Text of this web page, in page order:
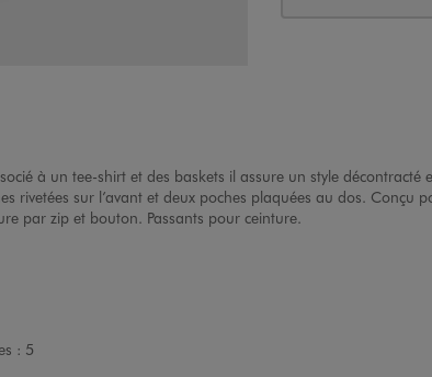
à un tee-shirt et des baskets il assure un style décontracté
rivetées sur l’avant et deux poches plaquées au dos.
par zip et bouton. Passants pour ceinture.
: 5